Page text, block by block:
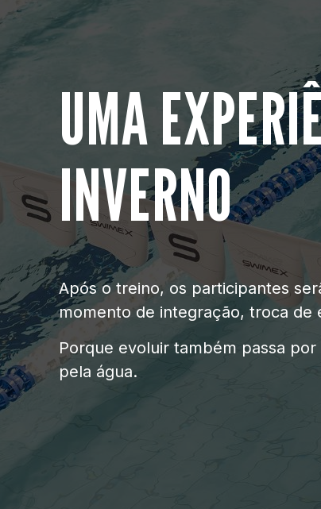
UMA
INVERNO
Após o treino, os participantes
momento de integração, troca de
Porque evoluir também passa
pela água.